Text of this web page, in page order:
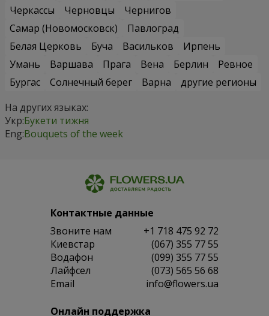
Черкассы
Черновцы
Чернигов
Самар (Новомосковск)
Павлоград
Белая Церковь
Буча Васильков
Ирпень
Умань
Варшава Прага Вена Берлин
Ревное
Бургас
Солнечный берег Варна
другие регионы
На других языках:
Укр:Букети тижня
Eng:Bouquets of the week
Контактные данные
Звоните нам
+1 718 475 92 72
Киевстар
(067) 355 77 55
Водафон
(099) 355 77 55
Лайфсел
(073) 565 56 68
Email
info@flowers.ua
Онлайн поддержка